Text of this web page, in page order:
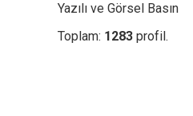
Yazılı ve Görsel Basın
Toplam: 1283 profil.